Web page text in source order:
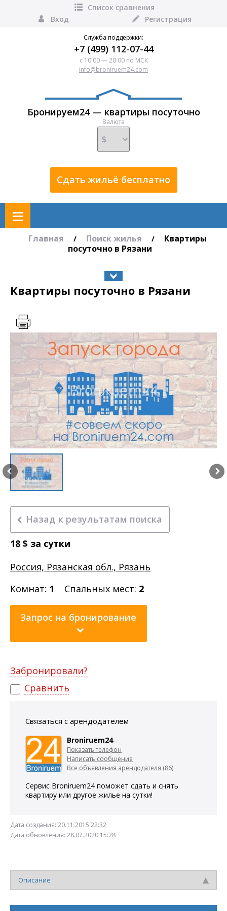
Список сравнения
Вход
Регистрация
Служба поддержки:
+7 (499) 112-07-44
с 10:00 — 20:00 по МСК
info@broniruem24.com
Бронируем24 — квартиры посуточно
Валюта
Сдать жильё бесплатно
≡
Главная / Поиск жилья /
Квартиры
посуточно в Рязани
Квартиры посуточно в Рязани
Назад к результатам поиска
18 $ за сутки
Россия, Рязанская обл., Рязань
Комнат: 1 Спальных мест: 2
Запрос на бронирование
Забронировали?
Сравнить
Связаться с арендодателем
Broniruem24
Показать телефон
Написать сообщение
Все объявления арендодателя (86)
Сервис Broniruem24 поможет сдать и снять
квартиру или другое жилье на сутки!
Дата создания: 20.11.2015 22:32
Дата обновления: 28.07.2020 15:28
Описание